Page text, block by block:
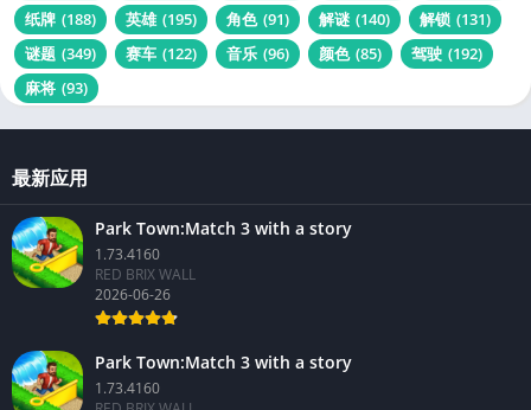
纸牌 (188) 英雄 (195) 角色 (91) 解谜 (140) 解锁 (131)
谜题 (349) 赛车 (122) 音乐 (96) 颜色 (85) 驾驶 (192)
麻将 (93)
最新应用
Park Town:Match 3 with a story
1.73.4160
RED BRIX WALL
2026-06-26
Park Town:Match 3 with a story
1.73.4160